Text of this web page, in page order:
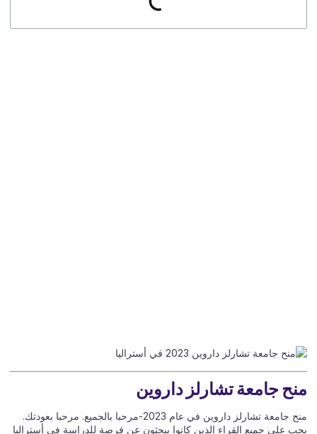
جامعة تشارلز داروين
منح جامعة تشارلز داروين في عام 2023-مرحبا بالجميع. مرحبا بعودتك.
على جميع القراء الذين كانوا يبحثون عن فرصة للدراسة في أستراليا